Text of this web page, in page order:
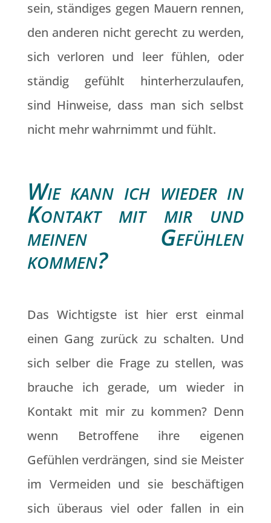
sein, ständiges gegen Mauern rennen,
den anderen nicht gerecht zu werden,
sich verloren und leer fühlen, oder
ständig gefühlt hinterherzulaufen,
sind Hinweise, dass man sich selbst
nicht mehr wahrnimmt und fühlt.
Wie kann ich wieder in
Kontakt mit mir und
meinen Gefühlen
kommen?
Das Wichtigste ist hier erst einmal
einen Gang zurück zu schalten. Und
sich selber die Frage zu stellen, was
brauche ich gerade, um wieder in
Kontakt mit mir zu kommen? Denn
wenn Betroffene ihre eigenen
Gefühlen verdrängen, sind sie Meister
im Vermeiden und sie beschäftigen
sich überaus viel oder fallen in ein